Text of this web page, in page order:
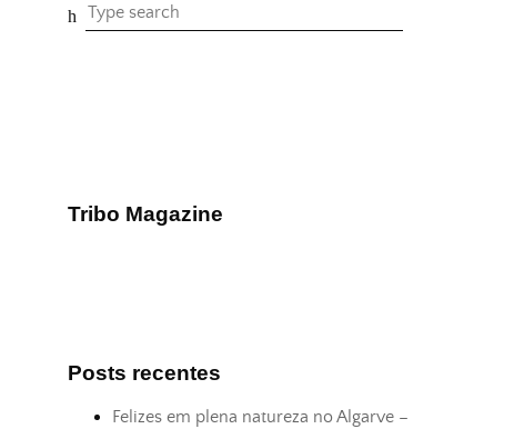
Tribo Magazine
Posts recentes
Felizes em plena natureza no Algarve –